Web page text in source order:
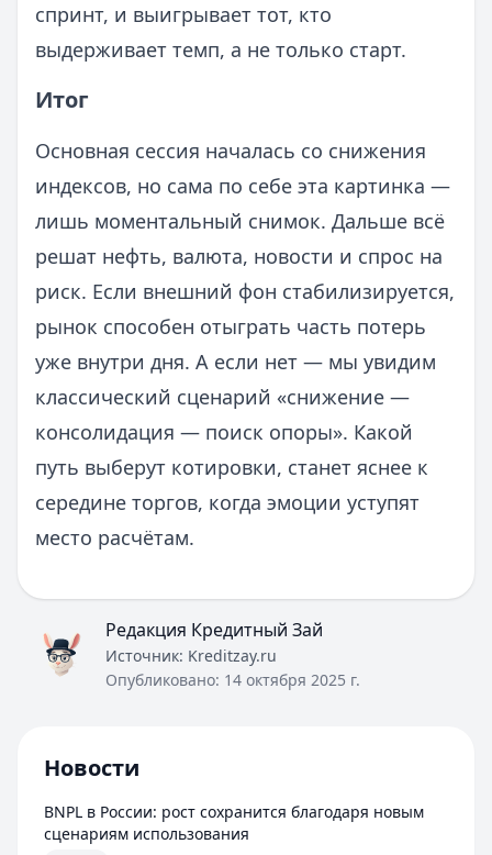
спринт, и выигрывает тот, кто
выдерживает темп, а не только старт.
Итог
Основная сессия началась со снижения
индексов, но сама по себе эта картинка —
лишь моментальный снимок. Дальше всё
решат нефть, валюта, новости и спрос на
риск. Если внешний фон стабилизируется,
рынок способен отыграть часть потерь
уже внутри дня. А если нет — мы увидим
классический сценарий «снижение —
консолидация — поиск опоры». Какой
путь выберут котировки, станет яснее к
середине торгов, когда эмоции уступят
место расчётам.
Редакция Кредитный Зай
Источник: Kreditzay.ru
Опубликовано: 14 октября 2025 г.
Новости
BNPL в России: рост сохранится благодаря новым
сценариям использования